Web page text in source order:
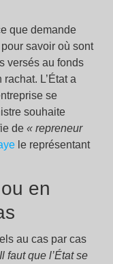
que demande
savoir où sont
versés au fonds
L’État a
se
souhaite
de « repreneur
le représentant
en
au cas par cas
faut que l’État se